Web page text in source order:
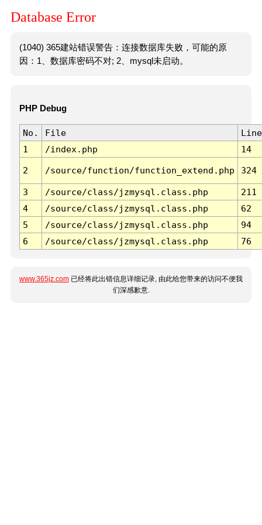
Database Error
(1040) 365建站错误警告：连接数据库失败，可能的原
因：1、数据库密码不对; 2、mysql未启动。
PHP Debug
No. File
Line
1
/index.php 14
2 /source/function/function_extend.php 324
3 /source/class/jzmysql.class.php
211
4
/source/class/jzmysql.class.php
62
5
/source/class/jzmysql.class.php
94
6
/source/class/jzmysql.class.php 76
www.365jz.com 已经将此出错信息详细记录, 由此给您带来的访问不便我
们深感歉意.